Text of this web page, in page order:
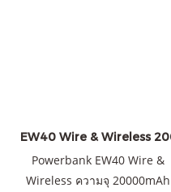
EW40 Wire & Wireless
Powerbank EW40 Wire &
Wireless ความจุ 20000mAh